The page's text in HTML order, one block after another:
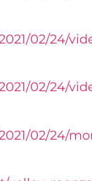
02/24/
02/24/
02/24/